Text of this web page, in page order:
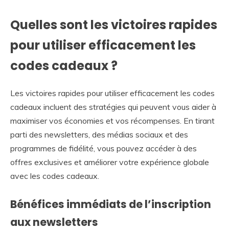
Quelles sont les victoires rapides
pour utiliser efficacement les
codes cadeaux ?
Les victoires rapides pour utiliser efficacement les codes
cadeaux incluent des stratégies qui peuvent vous aider à
maximiser vos économies et vos récompenses. En tirant
parti des newsletters, des médias sociaux et des
programmes de fidélité, vous pouvez accéder à des
offres exclusives et améliorer votre expérience globale
avec les codes cadeaux.
Bénéfices immédiats de l’inscription
aux newsletters